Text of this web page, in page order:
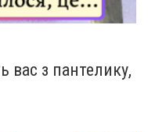
вас з пантелику,